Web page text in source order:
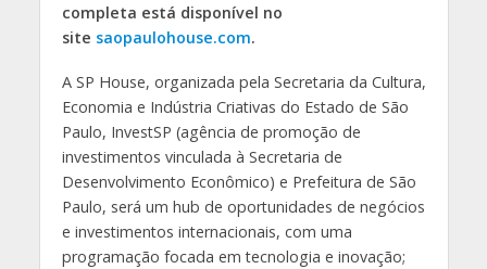
completa está disponível no
site saopaulohouse.com.
A SP House, organizada pela Secretaria da Cultura,
Economia e Indústria Criativas do Estado de São
Paulo, InvestSP (agência de promoção de
investimentos vinculada à Secretaria de
Desenvolvimento Econômico) e Prefeitura de São
Paulo, será um hub de oportunidades de negócios
e investimentos internacionais, com uma
programação focada em tecnologia e inovação;